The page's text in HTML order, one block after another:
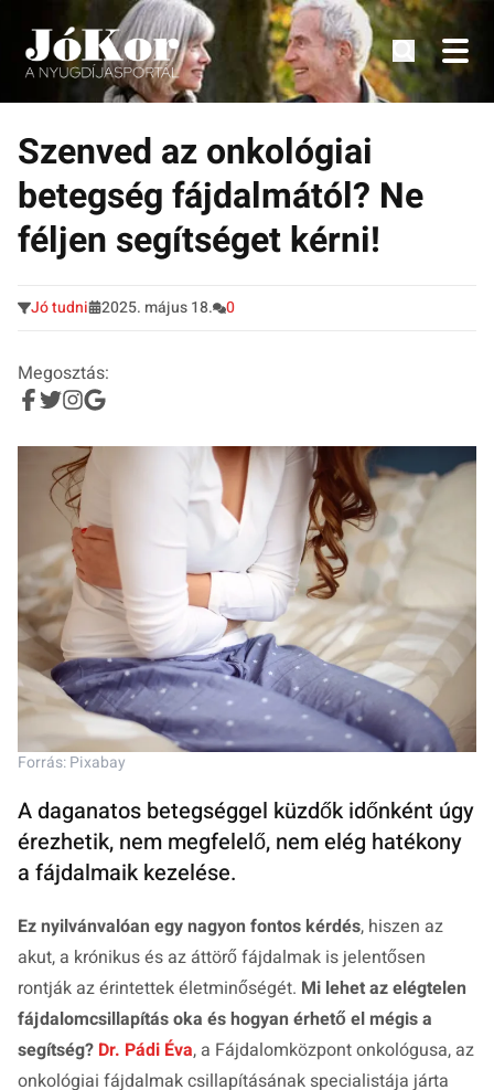
Tovább
tartalomra
Tudnivalók, érdekességek idősek számára.
Szenved az onkológiai
betegség fájdalmától? Ne
féljen segítséget kérni!
Jó tudni 2025. május 18. 0
Megosztás:
Forrás: Pixabay
A daganatos betegséggel küzdők időnként úgy
érezhetik, nem megfelelő, nem elég hatékony
a fájdalmaik kezelése.
Ez nyilvánvalóan egy nagyon fontos kérdés, hiszen az
akut, a krónikus és az áttörő fájdalmak is jelentősen
rontják az érintettek életminőségét. Mi lehet az elégtelen
fájdalomcsillapítás oka és hogyan érhető el mégis a
segítség? Dr. Pádi Éva, a Fájdalomközpont onkológusa, az
onkológiai fájdalmak csillapításának specialistája járta